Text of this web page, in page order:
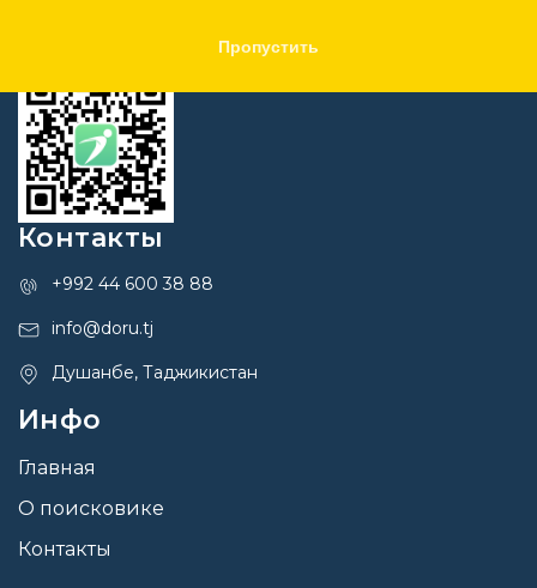
Пропустить
Контакты
+992 44 600 38 88
info@doru.tj
Душанбе, Таджикистан
Инфо
Главная
О поисковике
Контакты